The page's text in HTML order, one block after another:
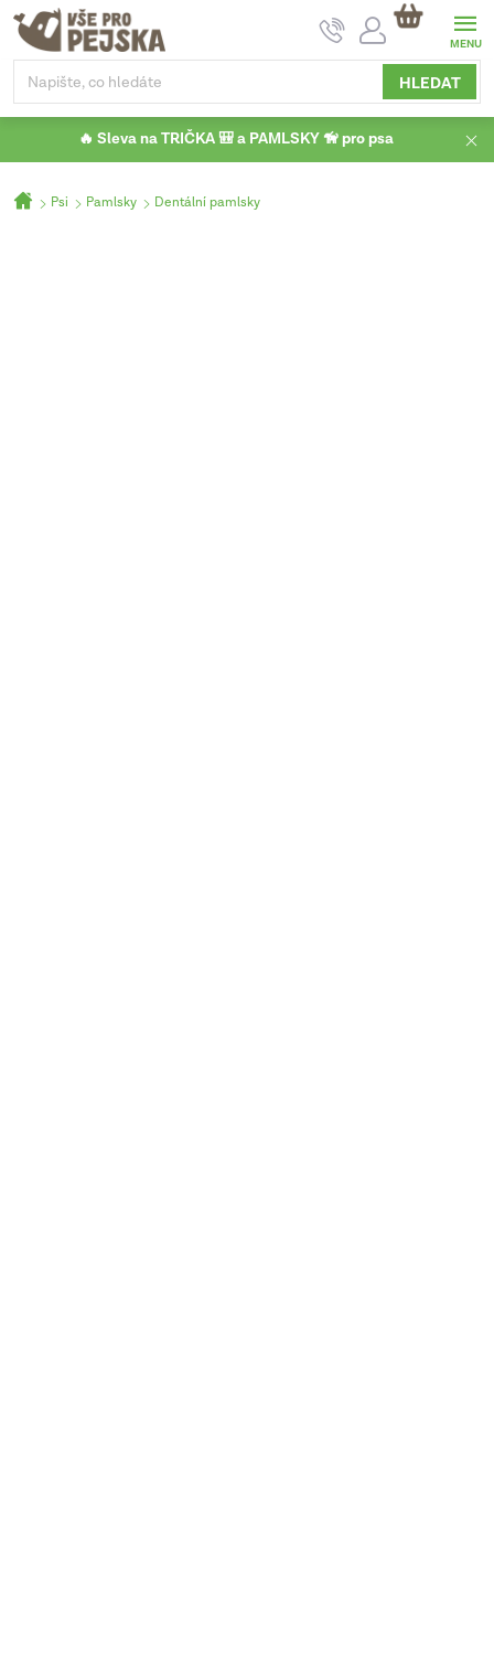
Přejít
obsah
HLEDAT
NÁKUPNÍ
KOŠÍK
🔥 Sleva na TRIČKA 🎒 a PAMLSKY 🦮 pro psa
Domů
Psi Pamlsky Dentální pamlsky